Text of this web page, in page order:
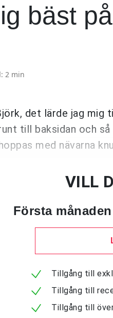
bäst
2 min
det lärde jag
till baksidan och
med nävarna
VILL
Första
Tillgång till
Tillgång till
Tillgång till